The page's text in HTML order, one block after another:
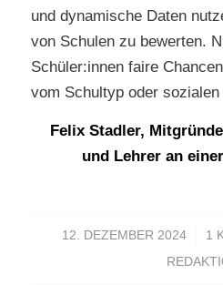
und dynamische Daten
von Schulen zu bewerten.
Schüler:innen faire
vom Schultyp oder sozialen
Felix Stadler,
und Lehrer an
12. DEZEMBER 2024
/ 1